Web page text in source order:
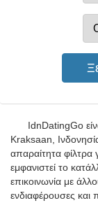
IdnDatingGo
Kraksaan,
απαραίτητα φίλτρα
εμφανιστεί το
επικοινωνία με
ενδιαφέρουσες